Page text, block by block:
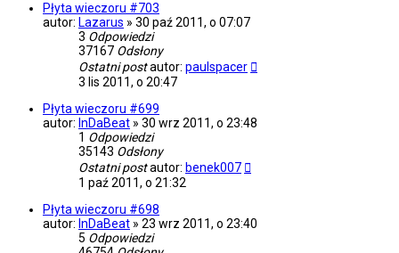
Płyta wieczoru #703
autor: Lazarus » 30 paź 2011, o 07:07
3 Odpowiedzi
37167 Odsłony
Ostatni postautor: paulspacer
3 lis 2011, o 20:47
Płyta wieczoru #699
autor: InDaBeat » 30 wrz 2011, o 23:48
1 Odpowiedzi
35143 Odsłony
Ostatni postautor: benek007
1 paź 2011, o 21:32
Płyta wieczoru #698
autor: InDaBeat » 23 wrz 2011, o 23:40
5 Odpowiedzi